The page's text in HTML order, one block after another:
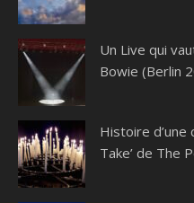
Un Live qui
Bowie (Berlin
Histoire d’une
Take’ de The